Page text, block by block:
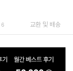
6 교환 및 배송